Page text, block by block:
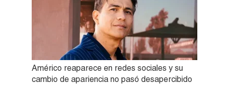
Américo reaparece en redes sociales y su
cambio de apariencia no pasó desapercibido